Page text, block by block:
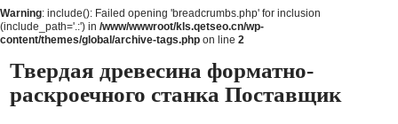
Контакты
Warning: include(): Failed opening 'breadcrumbs.php' for inclusion
(include_path='.:') in /www/wwwroot/kls.qetseo.cn/wp-
content/themes/global/archive-tags.php on line 2
Твердая древесина форматно-
раскроечного станка Поставщик